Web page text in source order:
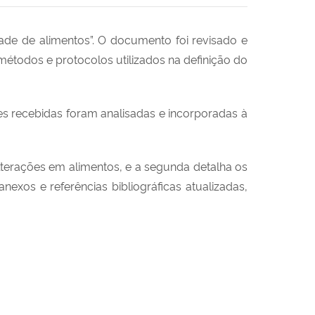
de alimentos”. O documento foi revisado e
e protocolos utilizados na definição do
recebidas foram analisadas e incorporadas à
em alimentos, e a segunda detalha os
e referências bibliográficas atualizadas,